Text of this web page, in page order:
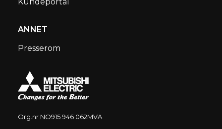
Org.nr NO915 946 062MVA
ANNET
Presserom